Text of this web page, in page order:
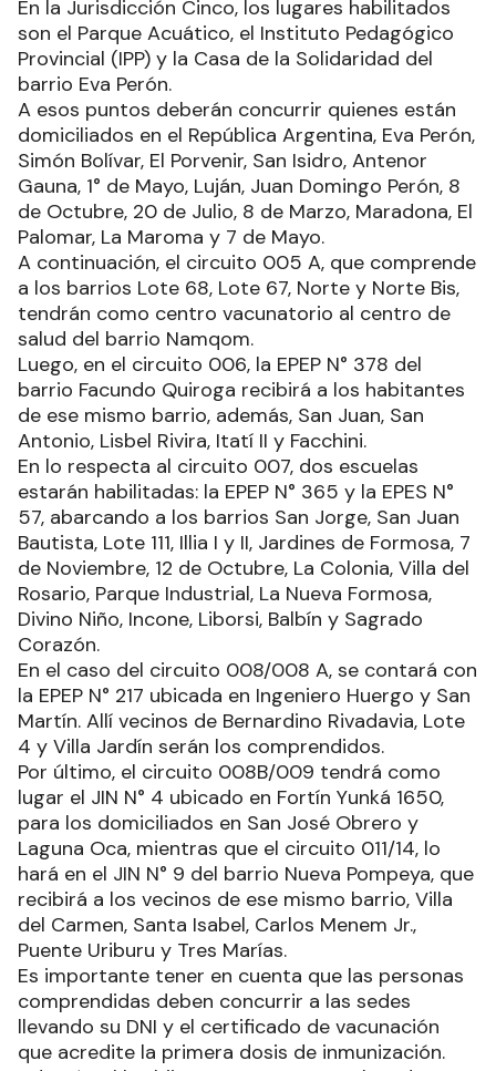
En la Jurisdicción Cinco, los lugares habilitados
son el Parque Acuático, el Instituto Pedagógico
Provincial (IPP) y la Casa de la Solidaridad del
barrio Eva Perón.
A esos puntos deberán concurrir quienes están
domiciliados en el República Argentina, Eva Perón,
Simón Bolívar, El Porvenir, San Isidro, Antenor
Gauna, 1° de Mayo, Luján, Juan Domingo Perón, 8
de Octubre, 20 de Julio, 8 de Marzo, Maradona, El
Palomar, La Maroma y 7 de Mayo.
A continuación, el circuito 005 A, que comprende
a los barrios Lote 68, Lote 67, Norte y Norte Bis,
tendrán como centro vacunatorio al centro de
salud del barrio Namqom.
Luego, en el circuito 006, la EPEP N° 378 del
barrio Facundo Quiroga recibirá a los habitantes
de ese mismo barrio, además, San Juan, San
Antonio, Lisbel Rivira, Itatí II y Facchini.
En lo respecta al circuito 007, dos escuelas
estarán habilitadas: la EPEP N° 365 y la EPES N°
57, abarcando a los barrios San Jorge, San Juan
Bautista, Lote 111, Illia I y II, Jardines de Formosa, 7
de Noviembre, 12 de Octubre, La Colonia, Villa del
Rosario, Parque Industrial, La Nueva Formosa,
Divino Niño, Incone, Liborsi, Balbín y Sagrado
Corazón.
En el caso del circuito 008/008 A, se contará con
la EPEP N° 217 ubicada en Ingeniero Huergo y San
Martín. Allí vecinos de Bernardino Rivadavia, Lote
4 y Villa Jardín serán los comprendidos.
Por último, el circuito 008B/009 tendrá como
lugar el JIN N° 4 ubicado en Fortín Yunká 1650,
para los domiciliados en San José Obrero y
Laguna Oca, mientras que el circuito 011/14, lo
hará en el JIN N° 9 del barrio Nueva Pompeya, que
recibirá a los vecinos de ese mismo barrio, Villa
del Carmen, Santa Isabel, Carlos Menem Jr.,
Puente Uriburu y Tres Marías.
Es importante tener en cuenta que las personas
comprendidas deben concurrir a las sedes
llevando su DNI y el certificado de vacunación
que acredite la primera dosis de inmunización.